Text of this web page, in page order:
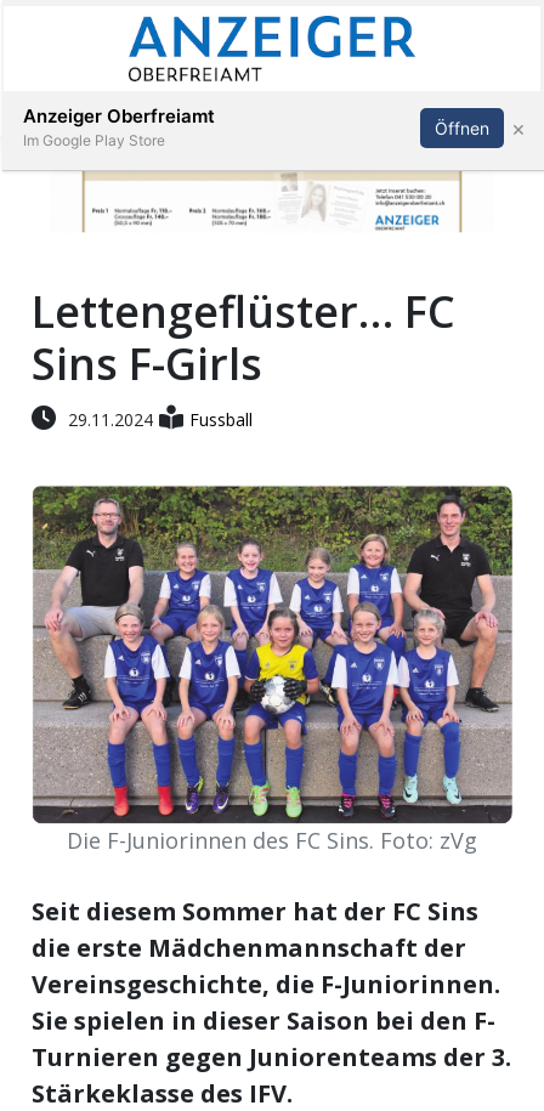
Veranstaltungen
Stellen
App
Auw
Auw:
Mitteilungen
Abonnieren Anmelden
Lettengeflüster… FC
Sins F-Girls
29.11.2024 Fussball
Die F-Juniorinnen des FC Sins. Foto: zVg
Seit diesem Sommer hat der FC Sins
die erste Mädchenmannschaft der
Vereinsgeschichte, die F-Juniorinnen.
Sie spielen in dieser Saison bei den F-
Turnieren gegen Juniorenteams der 3.
Stärkeklasse des IFV.
Anzeiger Oberfreiamt
Im Google Play Store
Öffnen ×